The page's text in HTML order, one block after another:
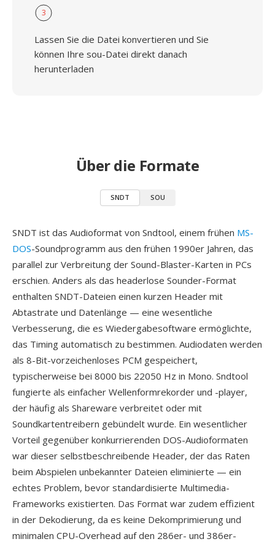
3
Lassen Sie die Datei konvertieren und Sie
können Ihre sou-Datei direkt danach
herunterladen
Über die Formate
SNDT SOU
SNDT ist das Audioformat von Sndtool, einem frühen MS-
DOS-Soundprogramm aus den frühen 1990er Jahren, das
parallel zur Verbreitung der Sound-Blaster-Karten in PCs
erschien. Anders als das headerlose Sounder-Format
enthalten SNDT-Dateien einen kurzen Header mit
Abtastrate und Datenlänge — eine wesentliche
Verbesserung, die es Wiedergabesoftware ermöglichte,
das Timing automatisch zu bestimmen. Audiodaten werden
als 8-Bit-vorzeichenloses PCM gespeichert,
typischerweise bei 8000 bis 22050 Hz in Mono. Sndtool
fungierte als einfacher Wellenformrekorder und -player,
der häufig als Shareware verbreitet oder mit
Soundkartentreibern gebündelt wurde. Ein wesentlicher
Vorteil gegenüber konkurrierenden DOS-Audioformaten
war dieser selbstbeschreibende Header, der das Raten
beim Abspielen unbekannter Dateien eliminierte — ein
echtes Problem, bevor standardisierte Multimedia-
Frameworks existierten. Das Format war zudem effizient
in der Dekodierung, da es keine Dekomprimierung und
minimalen CPU-Overhead auf den 286er- und 386er-